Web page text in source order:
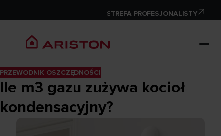
STREFA PROFESJONALISTY
PRZEWODNIK OSZCZĘDNOŚCI
Ile m3 gazu zużywa kocioł
kondensacyjny?